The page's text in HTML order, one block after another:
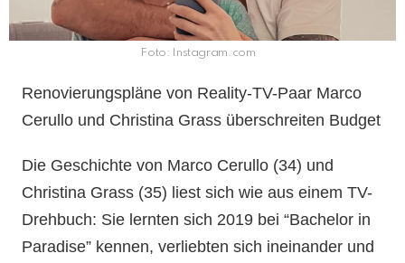
Foto: Instagram.com
Renovierungspläne von Reality-TV-Paar Marco
Cerullo und Christina Grass überschreiten Budget
Die Geschichte von Marco Cerullo (34) und
Christina Grass (35) liest sich wie aus einem TV-
Drehbuch: Sie lernten sich 2019 bei “Bachelor in
Paradise” kennen, verliebten sich ineinander und